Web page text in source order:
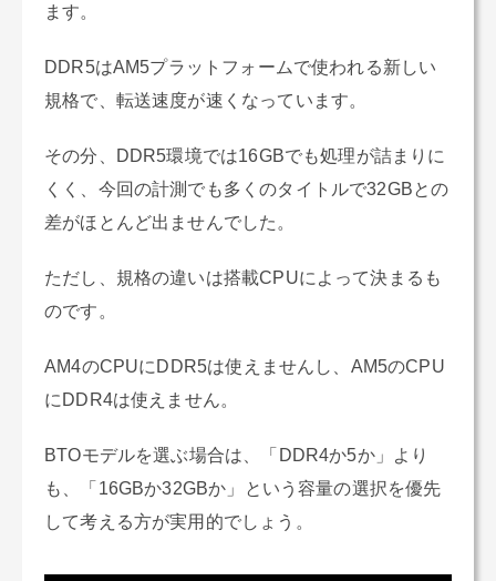
ます。
DDR5はAM5プラットフォームで使われる新しい
規格で、転送速度が速くなっています。
その分、DDR5環境では16GBでも処理が詰まりに
くく、今回の計測でも多くのタイトルで32GBとの
差がほとんど出ませんでした。
ただし、規格の違いは搭載CPUによって決まるも
のです。
AM4のCPUにDDR5は使えませんし、AM5のCPU
にDDR4は使えません。
BTOモデルを選ぶ場合は、「DDR4か5か」より
も、「16GBか32GBか」という容量の選択を優先
して考える方が実用的でしょう。